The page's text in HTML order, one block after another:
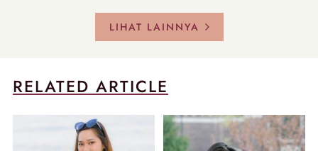
LIHAT LAINNYA
RELATED ARTICLE